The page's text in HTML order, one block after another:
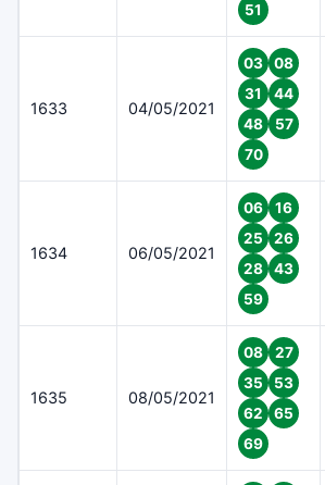
51
1633 04/05/2021
03
08
31
44
48
57
70
1634 06/05/2021
06
16
25
26
28
43
59
1635 08/05/2021
08
27
35
53
62
65
69